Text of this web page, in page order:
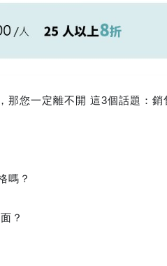
那您一定離不開 這3個話題：
嗎？
？